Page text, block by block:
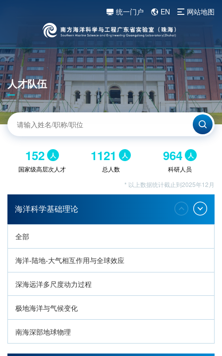
统一门户 EN 网站地图
人才队伍
152 人
国家级高层次人才
1121 人
总人数
964 人
科研人员
* 以上数据统计截止到2025年12月
海洋科学基础理论
全部
海洋-陆地-大气相互作用与全球效应
深海远洋多尺度动力过程
极地海洋与气候变化
南海深部地球物理